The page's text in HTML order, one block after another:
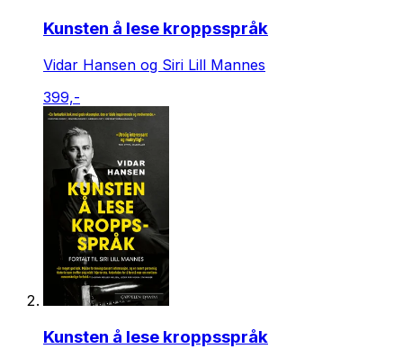
Kunsten å lese kroppsspråk
Vidar Hansen og Siri Lill Mannes
399,-
Kunsten å lese kroppsspråk